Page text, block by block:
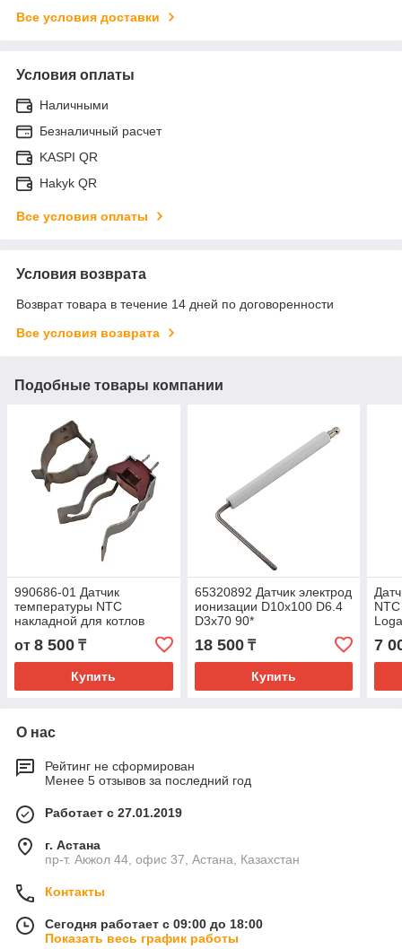
Все условия доставки
Условия оплаты
Наличными
Безналичный расчет
KASPI QR
Hakyk QR
Все условия оплаты
Условия возврата
Возврат товара в течение 14 дней по договоренности
Все условия возврата
Подобные товары компании
990686-01 Датчик
температуры NTC
накладной для котлов
от 8 500 ₸
Купить
65320892 Датчик электрод
ионизации D10x100 D6.4
D3x70 90*
18 500₸
Купить
7
О нас
Рейтинг не сформирован
Менее 5 отзывов за последний год
Работает с 27.01.2019
г. Астана
пр-т. Акжол 44, офис 37, Астана, Казахстан
Контакты
Сегодня работает с 09:00 до 18:00
Показать весь график работы